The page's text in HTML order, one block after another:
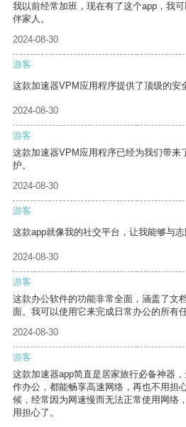
我以前经常加班，现在有了这个app，我
伴家人。
2024-08-30
游客
这款加速器VPM应用程序提供了顶级的安
2024-08-30
游客
这款加速器VPM应用程序已经为我们带来
护。
2024-08-30
游客
这款app就像我的社交平台，让我能够与志
2024-08-30
游客
这款办公软件的功能非常全面，涵盖了文
面。我可以使用它来完成日常办公的所有
2024-08-30
游客
这款加速器app简直是居家旅行必备神器
作办公，都能畅享高速网络，再也不用担
候，经常因为网速慢而无法正常使用网络
用担心了。